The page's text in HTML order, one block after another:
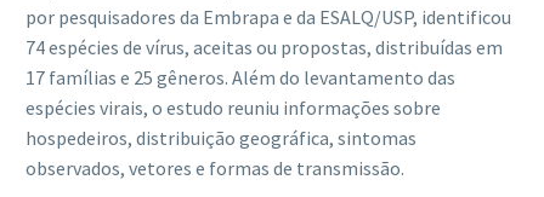
por pesquisadores da Embrapa e da ESALQ/USP, identificou
74 espécies de vírus, aceitas ou propostas, distribuídas em
17 famílias e 25 gêneros. Além do levantamento das
espécies virais, o estudo reuniu informações sobre
hospedeiros, distribuição geográfica, sintomas
observados, vetores e formas de transmissão.